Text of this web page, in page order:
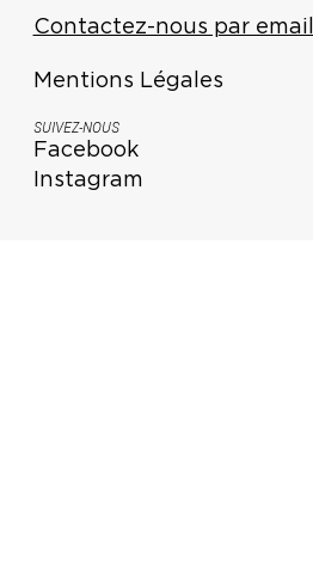
Contactez-nous par email
Mentions Légales
SUIVEZ-NOUS
Facebook
Instagram